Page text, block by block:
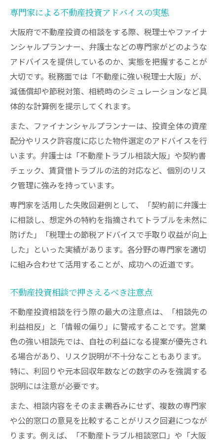
専門家による不動産投資アドバイスの実態
大阪府で不動産投資の相談をする際、税理士やファイナ
ンシャルプランナー、弁護士などの専門家がどのような
アドバイスを提供しているのか、実態を把握することが
大切です。税務面では「不動産に強い税理士大阪」が、
減価償却や節税対策、相続時のシミュレーションなど具
体的な計算例を提示してくれます。
また、ファイナンシャルプランナーは、投資全体の資産
配分やリスク許容度に応じた物件選定のアドバイスを行
います。弁護士は「不動産トラブル相談大阪」や契約書
チェック、賃貸借トラブルの法的対応など、個別のリス
ク管理に強みを持っています。
専門家を活用した失敗回避例として、「契約前に弁護士
に相談し、想定外の特約を指摘されてトラブルを未然に
防げた」「税理士の節税アドバイスで手取り収益が向上
した」といった実績があります。各分野の専門家を適切
に組み合わせて活用することが、成功への近道です。
不動産投資相談で押さえるべき注意点
不動産投資相談を行う際の最大の注意点は、「相談先の
利益相反」と「情報の偏り」に警戒することです。営業
色の強い相談先では、自社の利益になる提案が優先され
る場合があり、リスク説明が不十分なこともあります。
特に、利回りや元本回収年数などの数字のみを強調する
説明には注意が必要です。
また、相談内容をそのまま鵜呑みにせず、複数の専門家
や公的窓口の意見を比較することがリスク回避につなが
ります。例えば、「不動産トラブル相談窓口」や「大阪